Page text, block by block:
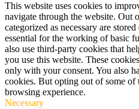
This website uses cookies to
navigate through the website. Out
categorized as necessary are
essential for the working of basic
also use third-party cookies that
you use this website. These
only with your consent. You also
cookies. But opting out of some of
browsing experience.
Necessary